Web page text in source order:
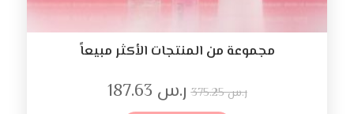
مجموعة من المنتجات الأكثر مبيعاً
ر.س375.25 ر.س